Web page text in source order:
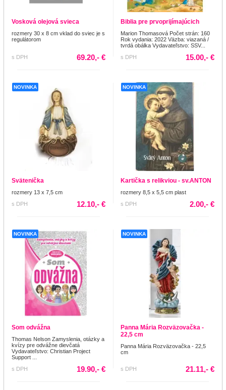
Vosková olejová svieca
rozmery 30 x 8 cm vklad do sviec je s
regulátorom
s DPH 69.20,- €
Biblia pre prvoprijímajúcich
Marion Thomasová Počet strán: 160
Rok vydania: 2022 Väzba: viazaná /
tvrdá obálka Vydavateľstvo: SSV...
s DPH
15.00,- €
NOVINKA
Svätenička
rozmery 13 x 7,5 cm
s DPH
12.10,- €
NOVINKA
Kartička s relikviou - sv.ANTON
rozmery 8,5 x 5,5 cm plast
s DPH
2.00,- €
NOVINKA
Som odvážna
Thomas Nelson Zamyslenia, otázky a
kvízy pre odvážne dievčatá
Vydavateľstvo: Christian Project
Support ...
s DPH
19.90,- €
NOVINKA
Panna Mária Rozväzovačka -
22,5 cm
Panna Mária Rozväzovačka - 22,5
cm
s DPH 21.11,- €